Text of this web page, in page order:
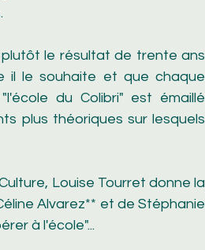
le résultat de trente ans
il le souhaite et que chaque
du Colibri" est émaillé
plus théoriques sur lesquels
Louise Tourret donne la
Alvarez** et de Stéphanie
à l'école"...